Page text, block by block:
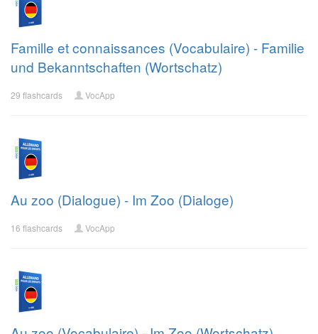
Famille et connaissances (Vocabulaire) - Familie
und Bekanntschaften (Wortschatz)
29 flashcards VocApp
Au zoo (Dialogue) - Im Zoo (Dialoge)
16 flashcards VocApp